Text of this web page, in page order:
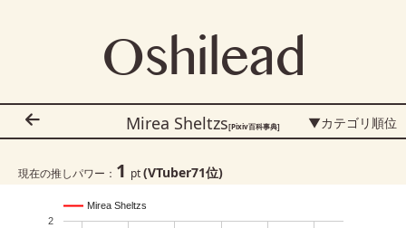
Oshilead
Mirea Sheltzs[Pixiv百科事典] ▼カテゴリ順位
現在の推しパワー： 1 pt(VTuber71位)
Mirea Sheltzs
2